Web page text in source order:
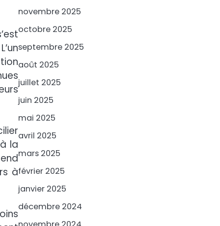
la
à
novembre 2025
octobre 2025
septembre 2025
août 2025
juillet 2025
juin 2025
mai 2025
avril 2025
mars 2025
février 2025
janvier 2025
décembre 2024